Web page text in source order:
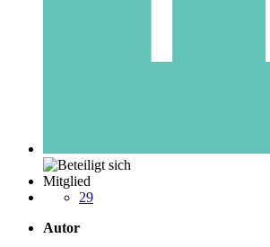
Mitglied
29
Autor